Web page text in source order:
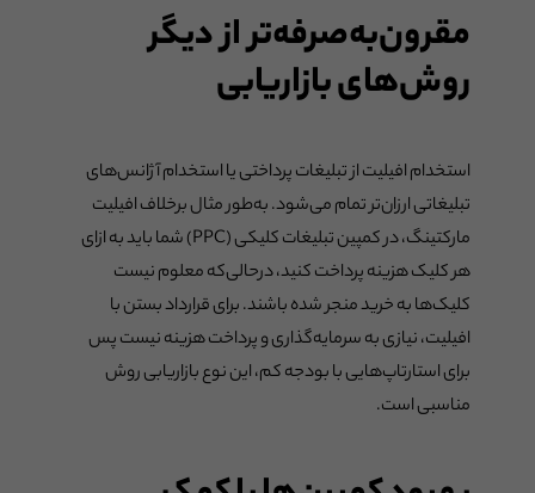
مقرون‌به‌صرفه‌تر از دیگر
روش‌های بازاریابی
استخدام افیلیت از تبلیغات پرداختی یا استخدام آژانس‌های
تبلیغاتی ارزان‌تر تمام می‌شود. به‌طور مثال برخلاف افیلیت
مارکتینگ، در کمپین تبلیغات کلیکی (PPC) شما باید به ازای
هر کلیک هزینه پرداخت کنید، درحالی‌که معلوم نیست
کلیک‌ها به خرید منجر شده باشند. برای قرارداد بستن با
افیلیت، نیازی به سرمایه‌گذاری و پرداخت هزینه نیست پس
برای استارتاپ‌هایی با بودجه کم، این نوع بازاریابی روش
مناسبی است.